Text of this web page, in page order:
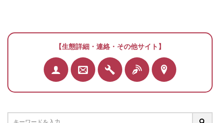
【生態詳細・連絡・その他サイト】